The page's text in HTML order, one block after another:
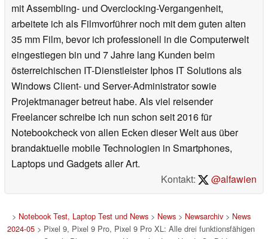
mit Assembling- und Overclocking-Vergangenheit,
arbeitete ich als Filmvorführer noch mit dem guten alten
35 mm Film, bevor ich professionell in die Computerwelt
eingestiegen bin und 7 Jahre lang Kunden beim
österreichischen IT-Dienstleister Iphos IT Solutions als
Windows Client- und Server-Administrator sowie
Projektmanager betreut habe. Als viel reisender
Freelancer schreibe ich nun schon seit 2016 für
Notebookcheck von allen Ecken dieser Welt aus über
brandaktuelle mobile Technologien in Smartphones,
Laptops und Gadgets aller Art.
Kontakt:
@alfawien
> Notebook Test, Laptop Test und News> News> Newsarchiv> News
2024-05 > Pixel 9, Pixel 9 Pro, Pixel 9 Pro XL: Alle drei funktionsfähigen